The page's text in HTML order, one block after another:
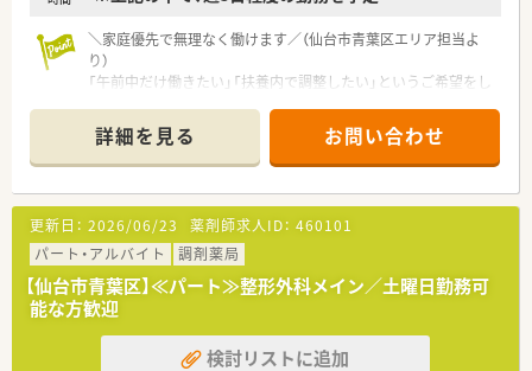
＼家庭優先で無理なく働けます／（仙台市青葉区エリア担当よ
り）
「午前中だけ働きたい」「扶養内で調整したい」というご希望をし
支度や送り迎えも余裕を持って行えますよ。
＊------------------------------------------＊
【法人特徴について】
■仙台市内に限定して9店舗を展開しているため、生活圏内での
勤務が可能であり、地域に密着した働き方を実現できる法人で
す。
■社長をはじめとする役員全員が薬剤師免許を保持しており、現
場の業務負担や課題に対して非常に深い理解を示してくれま
す。
■外部の医療コンサルティング会社による指導を積極的に取り
入れており、常に健全で安定した経営基盤を維持している企業で
詳細を見る お問い合わせ
更新日： 2026/06/23 薬剤師求人ID： 460101
パート・アルバイト
調剤薬局
【仙台市青葉区】≪パート≫整形外科メイン／土曜日勤務可
能な方歓迎
検討リストに追加